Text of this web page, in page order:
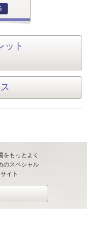
ット
をもっとよく
のスペシャル
サイト